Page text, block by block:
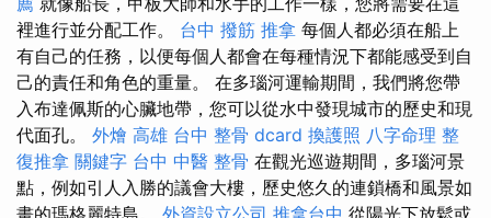
裡進行並分配工作。 台中 撥筋 推拿 每個人都必須在船上
有自己的任務，以便每個人都會在每種情況下都能感受到自
己的責任和角色的重量。 在多瑙河運輸期間，我們將您帶
入布達佩斯的心臟地帶，您可以從水中發現城市的歷史和現
代面孔。 外燴 高雄 台中 整骨 dcard 換護照 八字命理 整
復推拿 關鍵字 台中 中醫 整骨 在觀光巡遊期間，多瑙河景
點，例如引人入勝的議會大樓，歷史悠久的連鎖橋和風景如
畫的瑪格麗特島。 外資設立公司 推拿台中 從陽光下放鬆或